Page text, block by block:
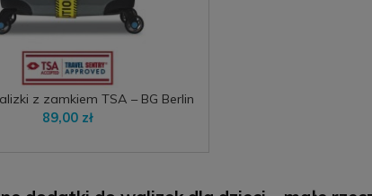
z zamkiem TSA – BG Berlin
regulowany i bezpieczny
89,00 zł